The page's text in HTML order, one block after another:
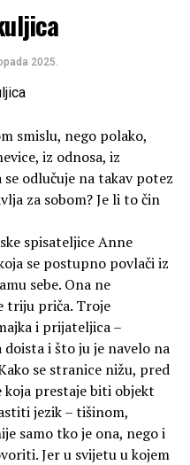
2025.
smislu, nego polako,
iz odnosa, iz
odlučuje na takav potez
za sobom? Je li to čin
spisateljice Anne
se postupno povlači iz
sebe. Ona ne
triju priča. Troje
i prijateljica –
i što ju je navelo na
se stranice nižu, pred
prestaje biti objekt
jezik – tišinom,
samo tko je ona, nego i
Jer u svijetu u kojem